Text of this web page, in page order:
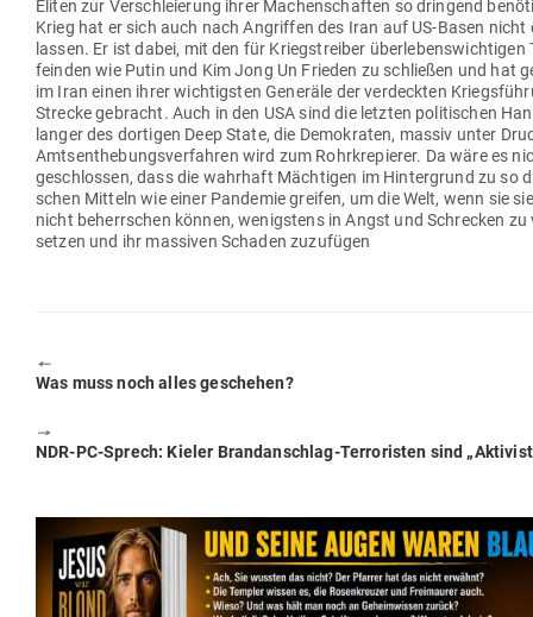
Eliten zur Ver­schleierung ihrer Machen­schaften so dringend
Krieg hat er sich auch nach Angriffen des Iran auf US-Basen nicht
lassen. Er ist dabei, mit den für Kriegs­treiber über­le­bens­wich­tigen
feinden wie Putin und Kim Jong Un Frieden zu schließen und hat
im Iran einen ihrer wich­tigsten Generäle der ver­deckten
Strecke gebracht. Auch in den USA sind die letzten poli­ti­schen
langer des dor­tigen Deep State, die Demo­kraten, massiv unter
Amts­ent­he­bungs­ver­fahren wird zum Rohr­kre­pierer. Da wäre es
ge­schlossen, dass die wahrhaft Mäch­tigen im Hin­ter­grund zu so
schen Mitteln wie einer Pan­demie greifen, um die Welt, wenn sie
nicht beherr­schen können, wenigstens in Angst und Schrecken
setzen und ihr mas­siven Schaden zuzufügen
🠔
Previous
Was muss noch alles geschehen?
🠖
Next
NDR-PC-Sprech: Kieler Brand­an­schlag-Ter­ro­risten sind